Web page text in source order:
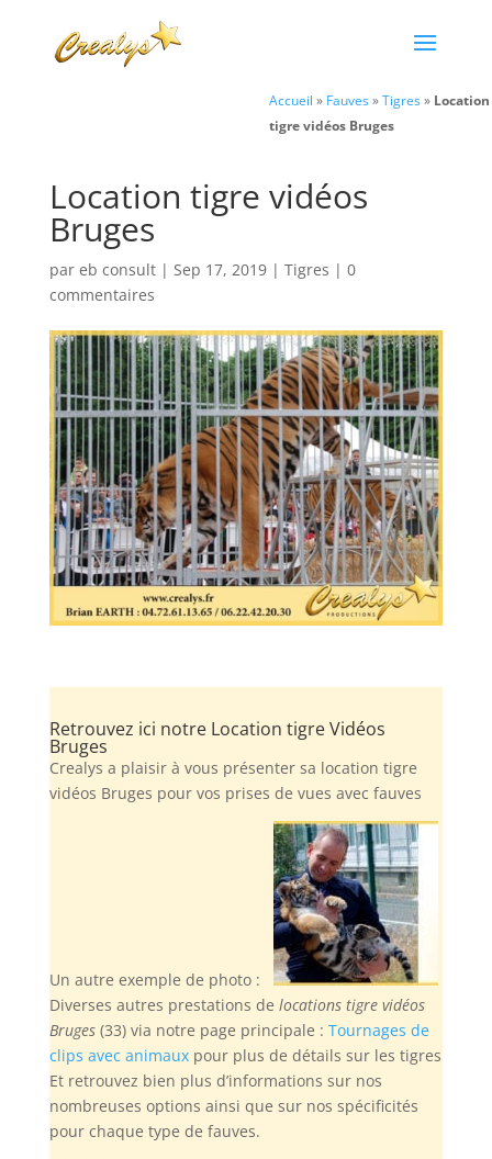
Accueil » Fauves»Tigres» Location
tigre vidéos Bruges
Location tigre vidéos
Bruges
par eb consult| Sep 17, 2019| Tigres | 0
commentaires
Retrouvez ici notre Location tigre Vidéos
Bruges
Crealys a plaisir à vous présenter sa location tigre
vidéos Bruges pour vos prises de vues avec fauves
Un autre exemple de photo :
Diverses autres prestations de locations tigre vidéos
Bruges(33) via notre page principale : Tournages de
clips avec animauxpour plus de détails sur les tigres
Et retrouvez bien plus d’informations sur nos
nombreuses options ainsi que sur nos spécificités
pour chaque type de fauves.